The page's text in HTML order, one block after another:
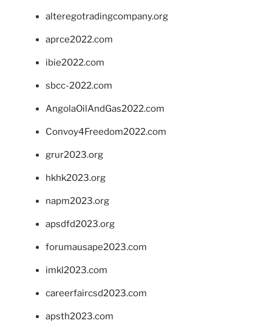
alteregotradingcompany.org
aprce2022.com
ibie2022.com
sbcc-2022.com
AngolaOilAndGas2022.com
Convoy4Freedom2022.com
grur2023.org
hkhk2023.org
napm2023.org
apsdfd2023.org
forumausape2023.com
imkl2023.com
careerfaircsd2023.com
apsth2023.com